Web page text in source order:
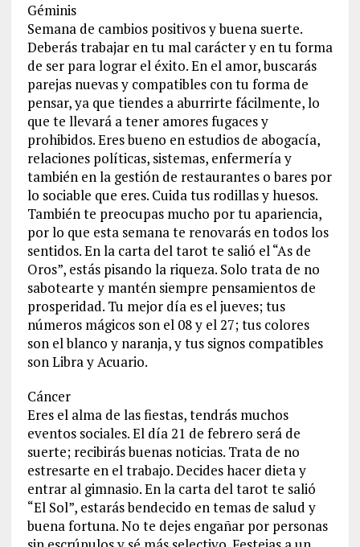
Géminis
Semana de cambios positivos y buena suerte.
Deberás trabajar en tu mal carácter y en tu forma
de ser para lograr el éxito. En el amor, buscarás
parejas nuevas y compatibles con tu forma de
pensar, ya que tiendes a aburrirte fácilmente, lo
que te llevará a tener amores fugaces y
prohibidos. Eres bueno en estudios de abogacía,
relaciones políticas, sistemas, enfermería y
también en la gestión de restaurantes o bares por
lo sociable que eres. Cuida tus rodillas y huesos.
También te preocupas mucho por tu apariencia,
por lo que esta semana te renovarás en todos los
sentidos. En la carta del tarot te salió el “As de
Oros”, estás pisando la riqueza. Solo trata de no
sabotearte y mantén siempre pensamientos de
prosperidad. Tu mejor día es el jueves; tus
números mágicos son el 08 y el 27; tus colores
son el blanco y naranja, y tus signos compatibles
son Libra y Acuario.
Cáncer
Eres el alma de las fiestas, tendrás muchos
eventos sociales. El día 21 de febrero será de
suerte; recibirás buenas noticias. Trata de no
estresarte en el trabajo. Decides hacer dieta y
entrar al gimnasio. En la carta del tarot te salió
“El Sol”, estarás bendecido en temas de salud y
buena fortuna. No te dejes engañar por personas